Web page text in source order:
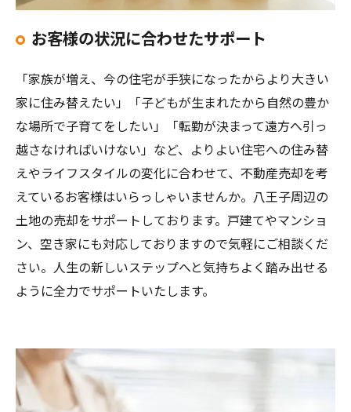
お客様の状況に合わせたサポート
「家族が増え、今の住宅が手狭になったからより大きい
家に住み替えたい」「子どもが生まれたから自然の豊か
な場所で子育てをしたい」「転勤が決まって遠方へ引っ
越さなければいけない」など、よりよい住宅への住み替
えやライフスタイルの変化に合わせて、不動産売却を考
えているお客様はいらっしゃいませんか。八王子周辺の
土地の売却をサポートしております。戸建てやマンショ
ン、空き家にも対応しておりますので気軽にご相談くだ
さい。人生の新しいステップへと気持ちよく踏み出せる
ように全力でサポートいたします。